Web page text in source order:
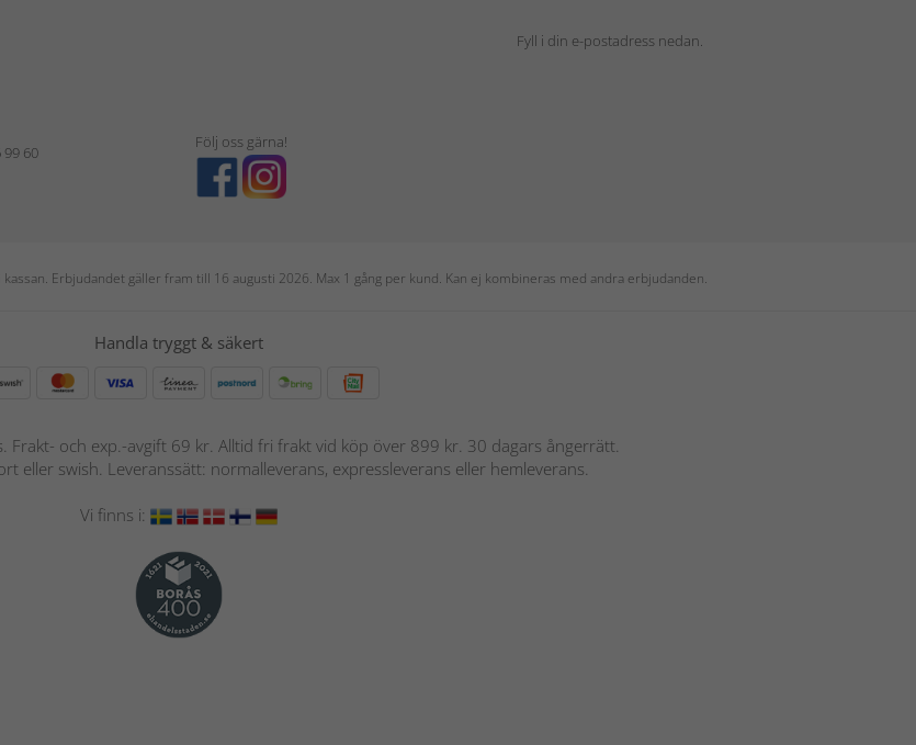
Fyll i din e-postadress nedan.
60
Följ oss gärna!
Erbjudandet gäller fram till 16 augusti 2026. Max 1 gång per kund. Kan ej kombineras med andra erbjudanden.
Handla tryggt & säkert
Frakt- och exp.-avgift 69 kr. Alltid fri frakt vid köp över 899 kr. 30 dagars ångerrätt.
eller swish. Leveranssätt: normalleverans, expressleverans eller hemleverans.
Vi finns i: